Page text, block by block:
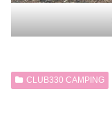
CLUB330 CAMPING